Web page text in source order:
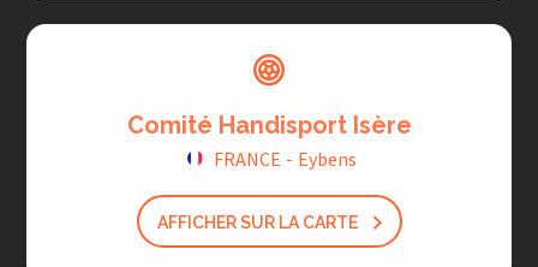
Comité Handisport Isère
FRANCE - Eybens
AFFICHER SUR LA CARTE